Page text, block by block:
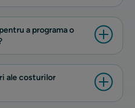
a programa o
ale costurilor